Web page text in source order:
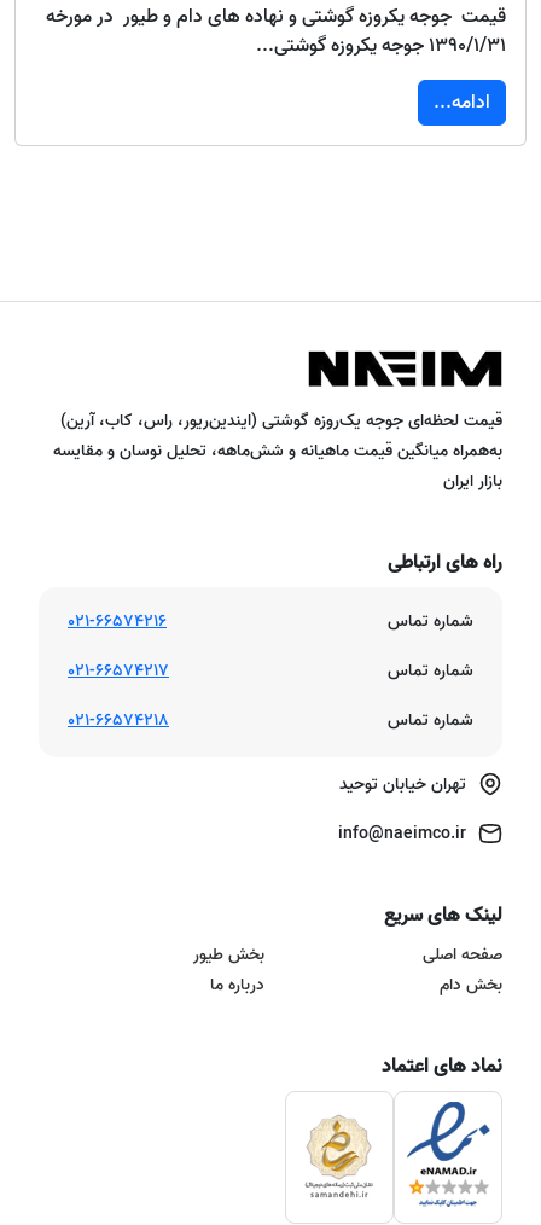
قیمت جوجه یکروزه گوشتی و نهاده های دام و طیور در مورخه
1390/1/31 جوجه یکروزه گوشتی...
ادامه...
قیمت لحظه‌ای جوجه یک‌روزه گوشتی (ایندین‌ریور، راس، کاب، آرین)
به‌همراه میانگین قیمت ماهیانه و شش‌ماهه، تحلیل نوسان و مقایسه
بازار ایران
راه های ارتباطی
شماره تماس
021-66574216
شماره تماس
021-66574217
شماره تماس
021-66574218
تهران خیابان توحید
لینک های سریع
صفحه اصلی
بخش دام
بخش طیور
درباره ما
نماد های اعتماد